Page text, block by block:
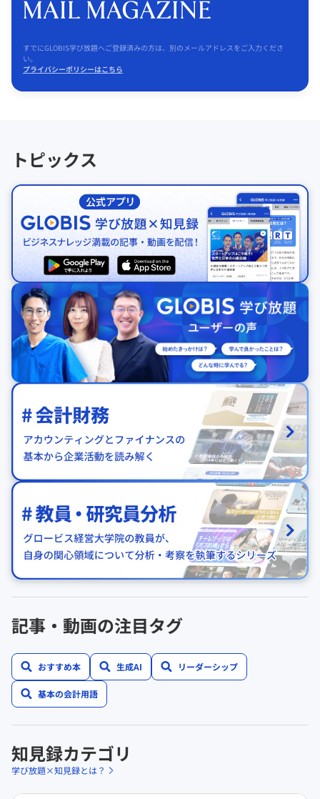
すでにGLOBIS学び放題へご登録済みの方は、別のメールアドレスをご入力くださ
い。
プライバシーポリシーはこちら
トピックス
記事・動画の注目タグ
おすすめ本 生成AI リーダーシップ
基本の会計用語
知見録カテゴリ
学び放題×知見録とは？